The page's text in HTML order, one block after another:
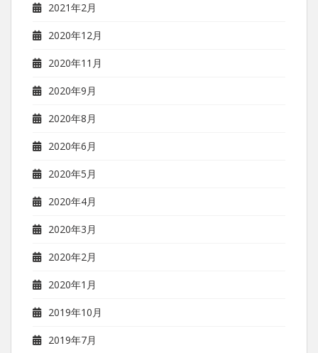
2021年2月
2020年12月
2020年11月
2020年9月
2020年8月
2020年6月
2020年5月
2020年4月
2020年3月
2020年2月
2020年1月
2019年10月
2019年7月